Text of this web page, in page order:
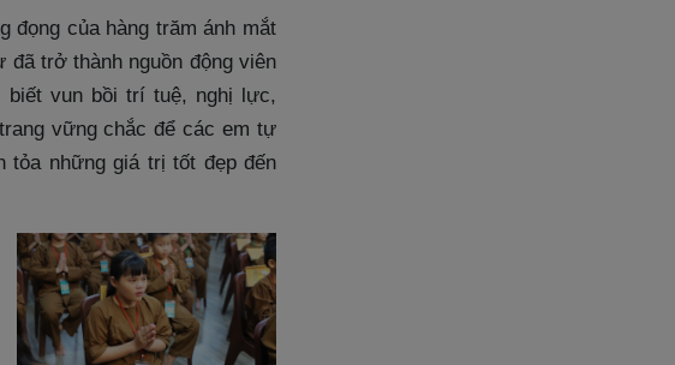
đọng của hàng trăm ánh mắt
trở thành nguồn động viên
biết vun bồi trí tuệ, nghị lực,
vững chắc để các em tự
tỏa những giá trị tốt đẹp đến